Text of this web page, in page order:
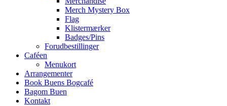
Merch Mystery Box
Flag
Klistermærker
Badges/Pins
Forudbestillinger
Caféen
Menukort
Arrangementer
Book Buens Bogcafé
Bagom Buen
Kontakt